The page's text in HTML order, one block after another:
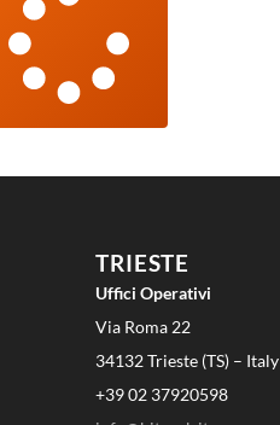
TRIESTE
Uffici Operativi
Via Roma 22
34132 Trieste (TS) – Italy
+39 02 37920598